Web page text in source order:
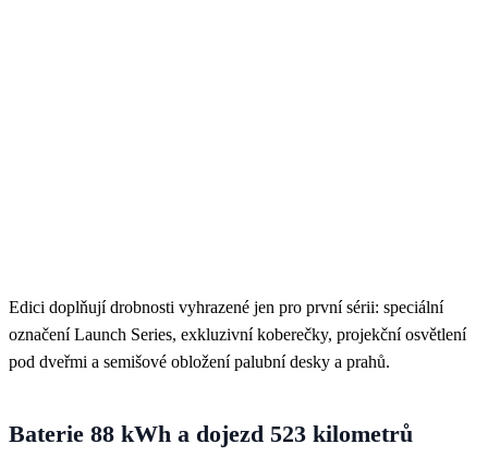
Edici doplňují drobnosti vyhrazené jen pro první sérii: speciální
označení Launch Series, exkluzivní koberečky, projekční osvětlení
pod dveřmi a semišové obložení palubní desky a prahů.
Baterie 88 kWh a dojezd 523 kilometrů